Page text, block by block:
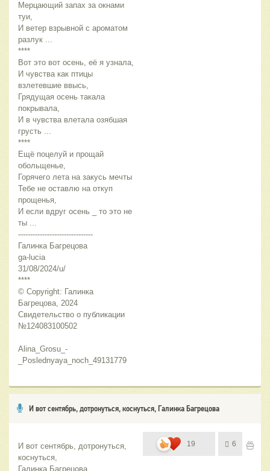
Мерцающий запах за окнами
туи,
И ветер взрывной с ароматом
разлук ...
****
Вот это вот осень, её я узнала,
И чувства как птицы
взлетевшие ввысь,
Грядущая осень такала
покрывала,
И в чувства влетала озябшая
грусть ...
****
Ещё поцелуй и прощай
обольщенье,
Горячего лета на закусь мечты
Тебе не оставлю на откуп
прощенья,
И если вдруг осень _ то это не
ты ...
-------------------------------
Галинка Багрецова
ga-lucia
31/08/2024/u/
****
© Copyright: Галинка
Багрецова, 2024
Свидетельство о публикации
№124083100502
Alina_Grosu_-
_Poslednyaya_noch_49131779
И вот сентябрь, дотронуться, коснуться, Галинка Багрецова
И вот сентябрь, дотронуться,
коснуться,
Галинка Багрецова
19 6